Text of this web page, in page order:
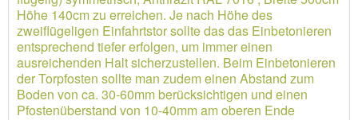
Höhe 140cm zu erreichen. Je nach Höhe des
zweiflügeligen Einfahrtstor sollte das das Einbetonieren
entsprechend tiefer erfolgen, um immer einen
ausreichenden Halt sicherzustellen. Beim Einbetonieren
der Torpfosten sollte man zudem einen Abstand zum
Boden von ca. 30-60mm berücksichtigen und einen
Pfostenüberstand von 10-40mm am oberen Ende